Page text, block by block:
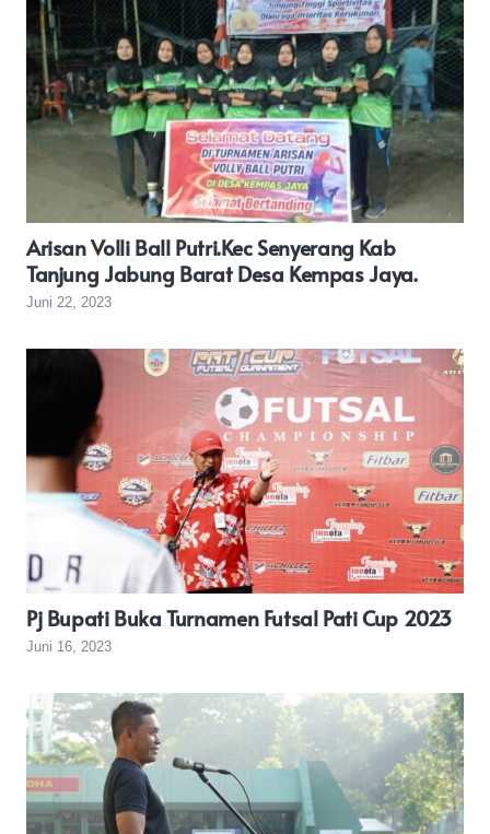
Arisan Volli Ball Putri.Kec Senyerang Kab
Tanjung Jabung Barat Desa Kempas Jaya.
Juni 22, 2023
Pj Bupati Buka Turnamen Futsal Pati Cup 2023
Juni 16, 2023